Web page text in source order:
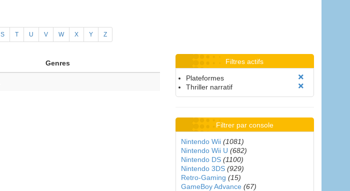
S T U V W X Y Z
Genres Filtres actifs
Plateformes
Thriller narratif
Filtrer par console
Nintendo Wii (1081)
Nintendo Wii U (682)
Nintendo DS (1100)
Nintendo 3DS (929)
Retro-Gaming (15)
GameBoy Advance (67)